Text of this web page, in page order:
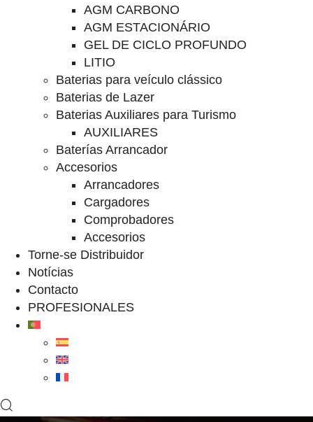
AGM CARBONO
AGM ESTACIONÁRIO
GEL DE CICLO PROFUNDO
LITIO
Baterias para veículo clássico
Baterias de Lazer
Baterias Auxiliares para Turismo
AUXILIARES
Baterías Arrancador
Accesorios
Arrancadores
Cargadores
Comprobadores
Accesorios
Torne-se Distribuidor
Notícias
Contacto
PROFESIONALES